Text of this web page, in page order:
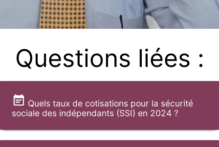
Questions liées :
Quels taux de cotisations pour la sécurité
sociale des indépendants (SSI) en 2024 ?